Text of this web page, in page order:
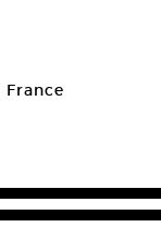
France